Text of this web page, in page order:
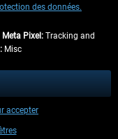
description contraire.
les autres pays, veuillez
.
des données.
Meta Pixel: Tracking and
Misc
accepter